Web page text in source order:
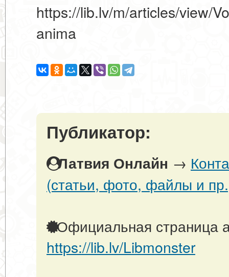
https://lib.lv/m/articles/view/
anima
Публикатор:
Латвия Онлайн →
(статьи, фото, файлы и
Официальная страница
https://lib.lv/Libmonster